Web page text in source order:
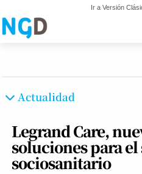
Ir a Versión
Actualidad
Legrand Care,
soluciones para
sociosanitario